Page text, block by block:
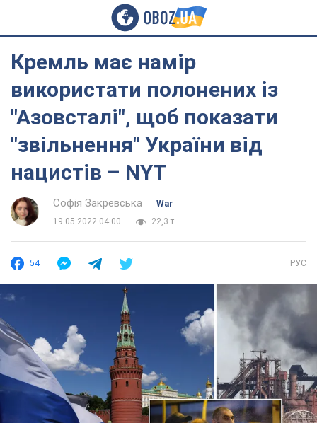
Кремль має намір
використати полонених із
"Азовсталі", щоб показати
"звільнення" України від
нацистів – NYT
Софія Закревська
War
19.05.2022 04:00
22,3 т.
54 РУС